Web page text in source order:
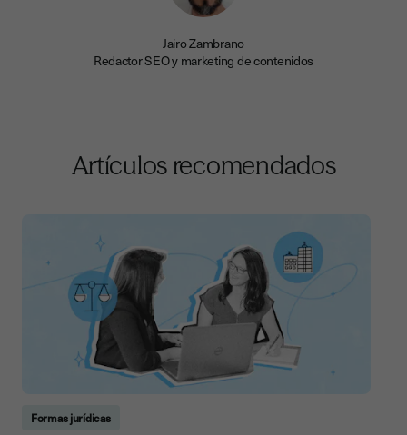
Jairo Zambrano
Redactor SEO y marketing de contenidos
Artículos recomendados
Formas jurídicas